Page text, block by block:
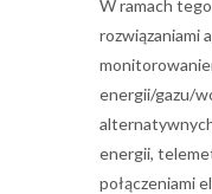
W ramach
rozwiązaniami
energii/gazu/
energii,
połączeniami